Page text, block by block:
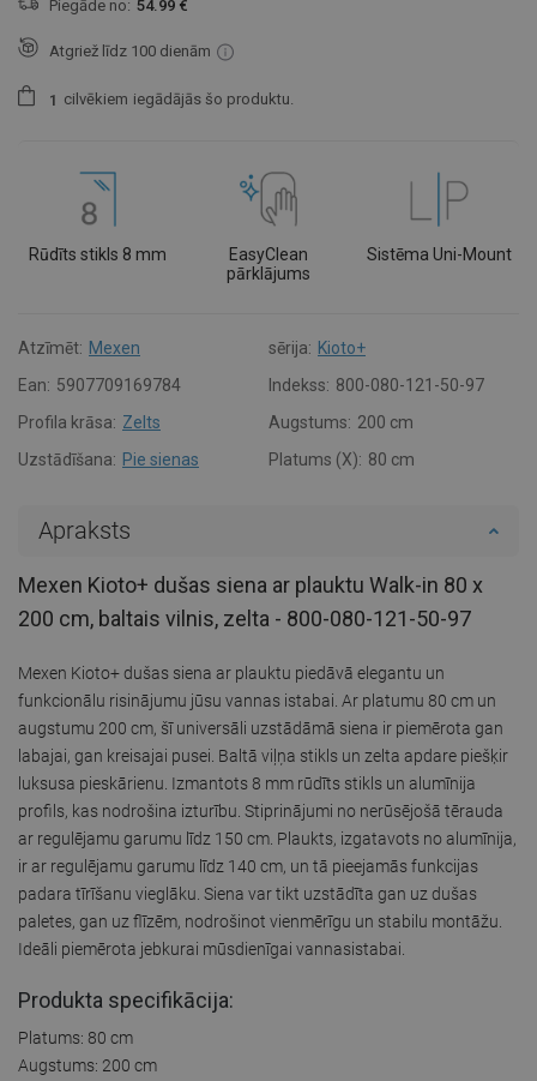
Piegāde no: 54.99 €
Atgriež līdz 100 dienām
1 cilvēkiem iegādājās šo produktu.
Rūdīts stikls 8 mm
EasyClean
pārklājums
Sistēma Uni-Mount
Atzīmēt: Mexen sērija: Kioto+
Ean: 5907709169784 Indekss: 800-080-121-50-97
Profila krāsa: Zelts Augstums: 200 cm
Uzstādīšana: Pie sienas Platums (X): 80 cm
Apraksts
Mexen Kioto+ dušas siena ar plauktu Walk-in 80 x
200 cm, baltais vilnis, zelta - 800-080-121-50-97
Mexen Kioto+ dušas siena ar plauktu piedāvā elegantu un
funkcionālu risinājumu jūsu vannas istabai. Ar platumu 80 cm un
augstumu 200 cm, šī universāli uzstādāmā siena ir piemērota gan
labajai, gan kreisajai pusei. Baltā viļņa stikls un zelta apdare piešķir
luksusa pieskārienu. Izmantots 8 mm rūdīts stikls un alumīnija
profils, kas nodrošina izturību. Stiprinājumi no nerūsējošā tērauda
ar regulējamu garumu līdz 150 cm. Plaukts, izgatavots no alumīnija,
ir ar regulējamu garumu līdz 140 cm, un tā pieejamās funkcijas
padara tīrīšanu vieglāku. Siena var tikt uzstādīta gan uz dušas
paletes, gan uz flīzēm, nodrošinot vienmērīgu un stabilu montāžu.
Ideāli piemērota jebkurai mūsdienīgai vannasistabai.
Produkta specifikācija:
Platums: 80 cm
Augstums: 200 cm